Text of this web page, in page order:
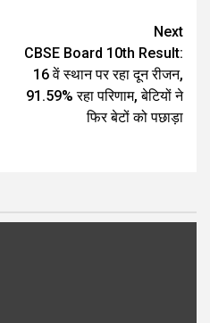
Next
CBSE Board 10th Result:
16 वें स्थान पर रहा दून रीजन,
91.59% रहा परिणाम, बेटियों ने
फिर बेटों को पछाड़ा